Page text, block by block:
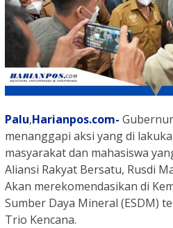
Palu,Harianpos.com-
menanggapi aksi yang di
masyarakat dan mahasiswa
Aliansi Rakyat Bersatu, Rusdi
Akan merekomendasikan di
Sumber Daya Mineral (ESDM)
Trio Kencana.